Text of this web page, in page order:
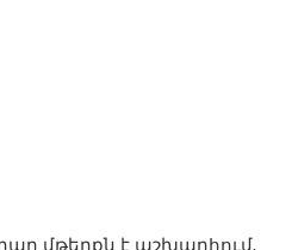
մթերքն է աշխարհում,